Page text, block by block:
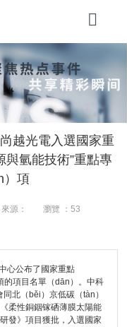
關於
產品
工程
越光電入選國家重
與氫能技術”重點專
）項
來源： 瀏覽 ：53
心公布了國家重點
的項目名單（dān）。中科
北（běi）京低碳（tàn）
柔性銅銦镓硒薄膜太陽能
發》項目獲批，入選國家